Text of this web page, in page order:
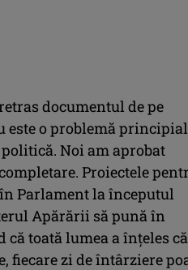
documentul de pe
este o problemă
Noi am aprobat
Proiectele
Parlament la începutul
Apărării să pună în
că toată lumea a înţeles că
fiecare zi de întârziere